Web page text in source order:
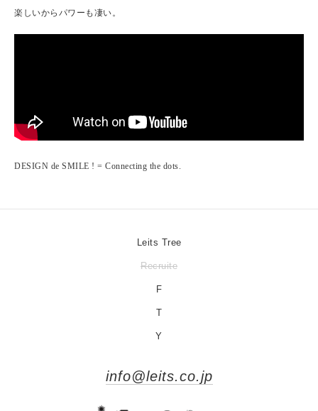
楽しいからパワーも凄い。
DESIGN de SMILE ! = Connecting the dots.
Leits Tree
Recruite
F
T
Y
info@leits.co.jp